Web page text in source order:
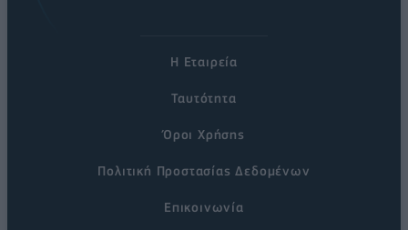
Η Εταιρεία
Ταυτότητα
Όροι Χρήσης
Πολιτική Προστασίας Δεδομένων
Επικοινωνία